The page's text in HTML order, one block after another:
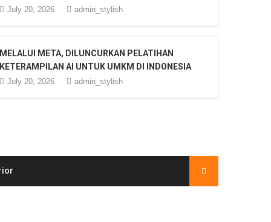
July 20, 2026 admin_stylish
MELALUI META, DILUNCURKAN PELATIHAN
KETERAMPILAN AI UNTUK UMKM DI INDONESIA
July 20, 2026 admin_stylish